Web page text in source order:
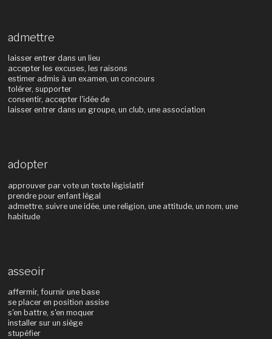
admettre
laisser entrer dans un lieu
accepter les excuses, les raisons
estimer admis à un examen, un concours
tolérer, supporter
consentir, accepter l'idée de
laisser entrer dans un groupe, un club, une association
adopter
approuver par vote un texte législatif
prendre pour enfant légal
admettre, suivre une idée, une religion, une attitude, un nom, une
habitude
asseoir
affermir, fournir une base
se placer en position assise
s'en battre, s'en moquer
installer sur un siège
stupéfier